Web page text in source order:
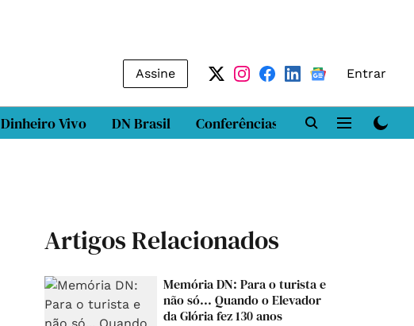
Assine Entrar
Dinheiro Vivo DN Brasil Conferências DN LAB
Artigos Relacionados
Memória DN: Para o turista e
não só... Quando o Elevador
da Glória fez 130 anos